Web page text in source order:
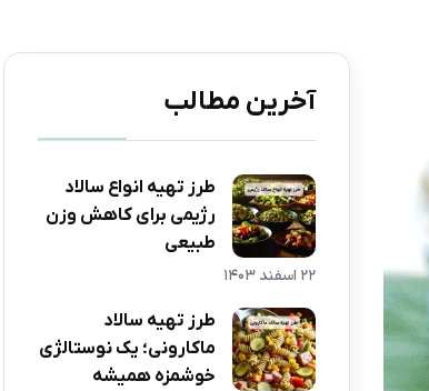
آخرین مطالب
طرز تهیه انواع سالاد
رژیمی برای کاهش وزن
طبیعی
22 اسفند 1403
طرز تهیه سالاد
ماکارونی؛ یک نوستالژی
خوشمزه همیشه